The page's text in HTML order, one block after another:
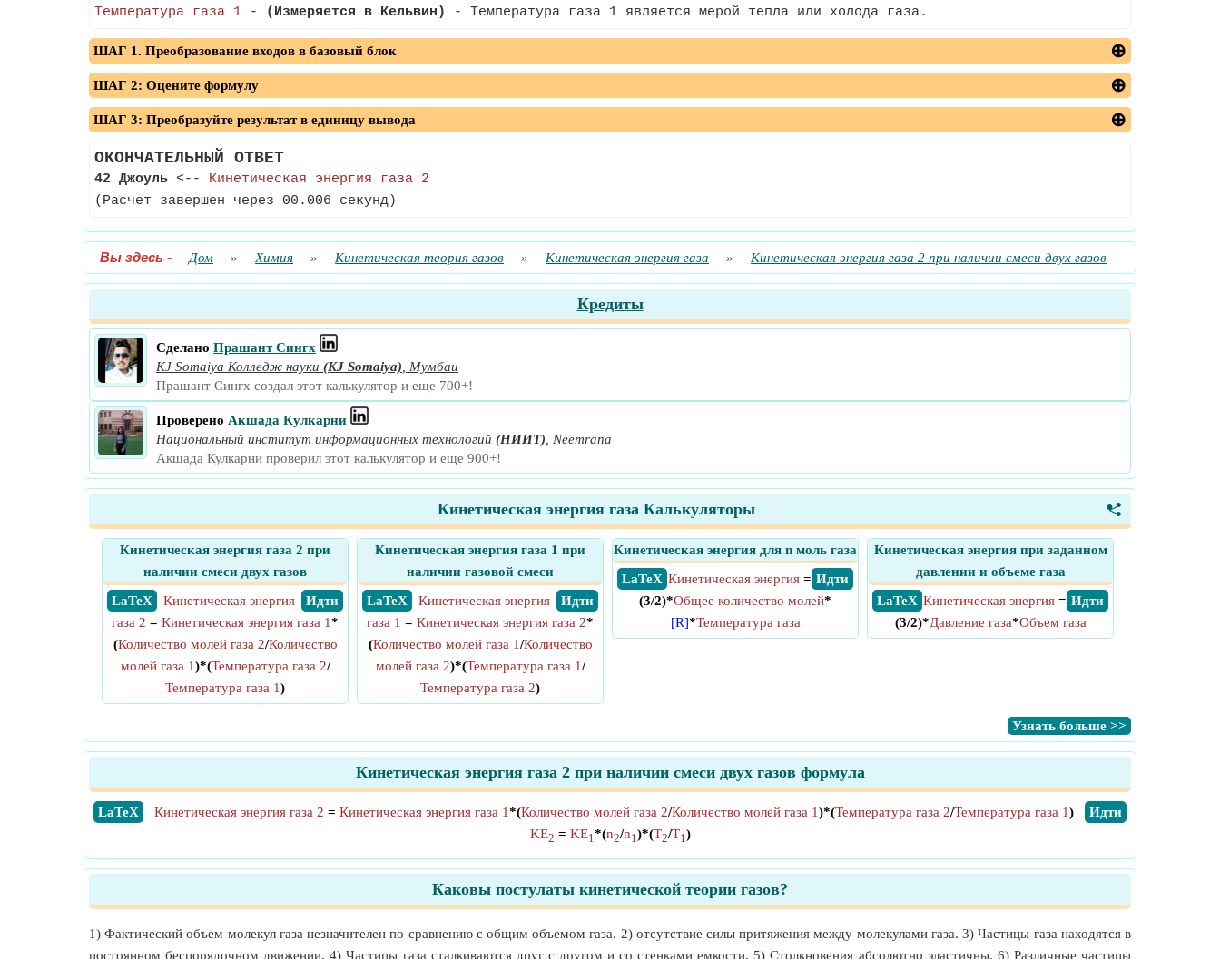
Температура газа 1 - (Измеряется в Кельвин) - Температура газа 1 является мерой тепла или холода газа.
ШАГ 1. Преобразование входов в базовый блок
ШАГ 2: Оцените формулу
ШАГ 3: Преобразуйте результат в единицу вывода
ОКОНЧАТЕЛЬНЫЙ ОТВЕТ
42 Джоуль <-- Кинетическая энергия газа 2
(Расчет завершен через 00.006 секунд)
Вы здесь - Дом » Химия » Кинетическая теория газов » Кинетическая энергия газа » Кинетическая энергия газа 2 при наличии смеси двух газов
Кредиты
Сделано Прашант Сингх
KJ Somaiya Колледж науки (KJ Somaiya)
Мумбаи
Прашант Сингх создал этот калькулятор и еще 700+!
Проверено Акшада Кулкарни
Национальный институт информационных технологий (НИИТ)
Neemrana
Акшада Кулкарни проверил этот калькулятор и еще 900+!
<
Кинетическая энергия газа Калькуляторы
Кинетическая энергия газа 2 при
наличии смеси двух газов
​ LaTeX
​ Идти
Кинетическая энергия
газа 2 = Кинетическая энергия газа 1*
(Количество молей газа 2/Количество
молей газа 1)*(Температура газа 2/
Температура газа 1)
Кинетическая энергия газа 1 при
наличии газовой смеси
​ LaTeX
​ Идти
Кинетическая энергия
газа 1 = Кинетическая энергия газа 2*
(Количество молей газа 1/Количество
молей газа 2)*(Температура газа 1/
Температура газа 2)
Кинетическая энергия для n моль газа
​ LaTeX
​ Идти
Кинетическая энергия=
(3/2)*Общее количество молей*
[R]*Температура газа
Кинетическая энергия при заданном
давлении и объеме газа
​ LaTeX
​ Идти
Кинетическая энергия=
(3/2)*Давление газа*Объем газа
​Узнать больше >>
Кинетическая энергия газа 2 при наличии смеси двух газов формула
​LaTeX ​Идти
Кинетическая энергия газа 2 = Кинетическая энергия газа 1*(Количество молей газа 2/Количество молей газа 1)*(Температура газа 2/Температура газа 1)
KE2 = KE1*(n2/n1)*(T2/T1)
Каковы постулаты кинетической теории газов?
1) Фактический объем молекул газа незначителен по сравнению с общим объемом газа. 2) отсутствие силы притяжения между молекулами газа. 3) Частицы газа находятся в
постоянном беспорядочном движении. 4) Частицы газа сталкиваются друг с другом и со стенками емкости. 5) Столкновения абсолютно эластичны. 6) Различные частицы